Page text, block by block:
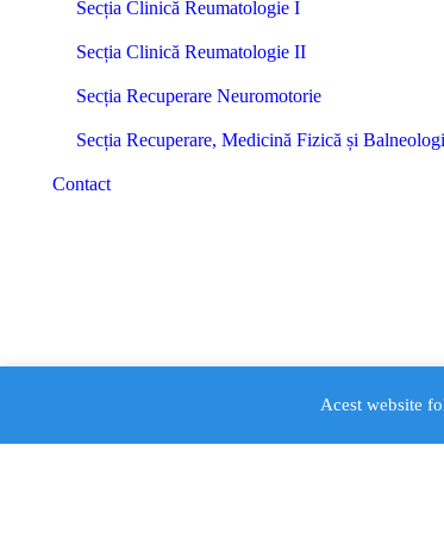
Secția Clinică Reumatologie I
Secția Clinică Reumatologie II
Secția Recuperare Neuromotorie
Secția Recuperare, Medicină Fizică și
Contact
Acest website